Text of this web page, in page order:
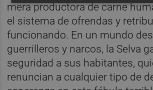
mera productora de carne
el sistema de ofrendas y
funcionando. En un mundo
guerrilleros y narcos, la Selva
seguridad a sus habitantes,
renuncian a cualquier tipo de